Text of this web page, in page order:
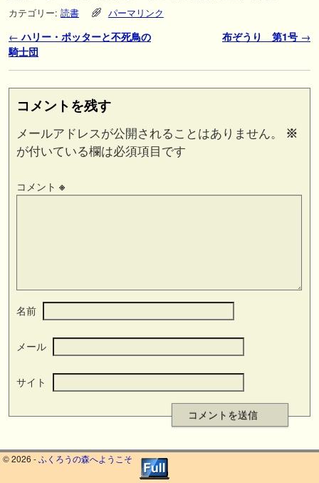
カテゴリー: 読書 パーマリンク
投稿ナビゲーション
← ハリー・ポッターと不死鳥の
騎士団
布ぞうり 第1号 →
コメントを残す
メールアドレスが公開されることはありません。
※
が付いている欄は必須項目です
コメント ※
名前
メール
サイト
© 2026 -ふくろうの森へようこそ